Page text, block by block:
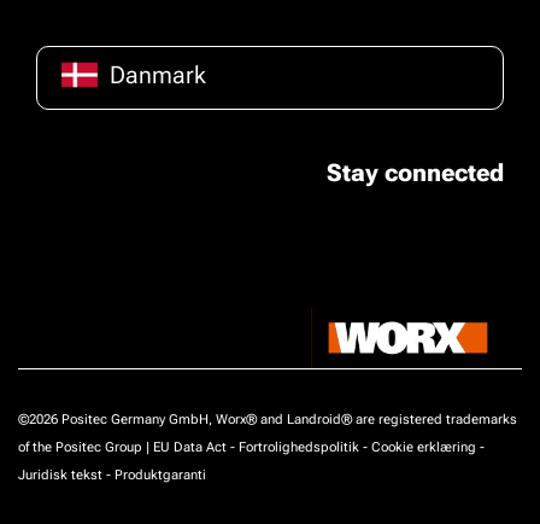
Danmark
Stay connected
©2026 Positec Germany GmbH, Worx® and Landroid® are registered trademarks
of the Positec Group | EU Data Act - Fortrolighedspolitik - Cookie erklæring -
Juridisk tekst - Produktgaranti